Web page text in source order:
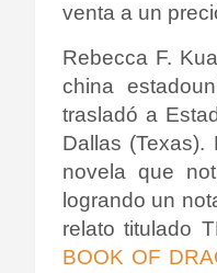
venta a un
Rebecca F.
china
trasladó a
Dallas
novela que
logrando un
relato titulado
BOOK OF